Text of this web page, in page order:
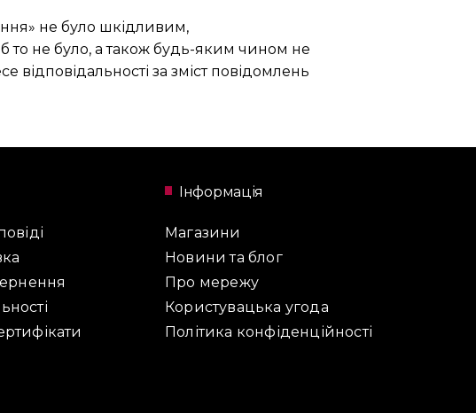
не було шкідливим,
то не було, а також будь-яким чином не
за зміст повідомлень
Інформація
Магазини
Новини та блог
Про мережу
Користувацька угода
Політика конфіденційності